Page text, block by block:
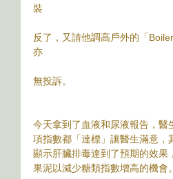
裝
反了，又請他調高戶外的「
亦
無投訴。
今天拿到了血液和尿液報告，
項指數都「達標」讓醫生滿意
顯示肝臟排毒達到了預期的效
果泥以減少糖類指數增高的機會。